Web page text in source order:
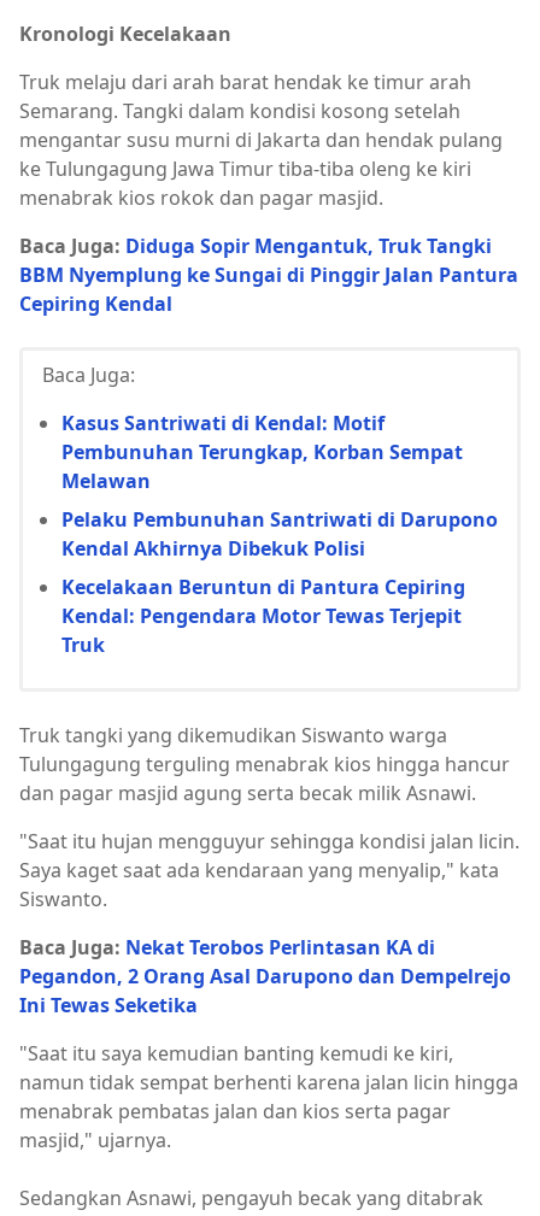
Kronologi Kecelakaan
Truk melaju dari arah barat hendak ke timur arah
Semarang. Tangki dalam kondisi kosong setelah
mengantar susu murni di Jakarta dan hendak pulang
ke Tulungagung Jawa Timur tiba-tiba oleng ke kiri
menabrak kios rokok dan pagar masjid.
Baca Juga: Diduga Sopir Mengantuk, Truk Tangki
BBM Nyemplung ke Sungai di Pinggir Jalan Pantura
Cepiring Kendal
Baca Juga:
Kasus Santriwati di Kendal: Motif
Pembunuhan Terungkap, Korban Sempat
Melawan
Pelaku Pembunuhan Santriwati di Darupono
Kendal Akhirnya Dibekuk Polisi
Kecelakaan Beruntun di Pantura Cepiring
Kendal: Pengendara Motor Tewas Terjepit
Truk
Truk tangki yang dikemudikan Siswanto warga
Tulungagung terguling menabrak kios hingga hancur
dan pagar masjid agung serta becak milik Asnawi.
"Saat itu hujan mengguyur sehingga kondisi jalan licin.
Saya kaget saat ada kendaraan yang menyalip," kata
Siswanto.
Baca Juga: Nekat Terobos Perlintasan KA di
Pegandon, 2 Orang Asal Darupono dan Dempelrejo
Ini Tewas Seketika
"Saat itu saya kemudian banting kemudi ke kiri,
namun tidak sempat berhenti karena jalan licin hingga
menabrak pembatas jalan dan kios serta pagar
masjid," ujarnya.
Sedangkan Asnawi, pengayuh becak yang ditabrak